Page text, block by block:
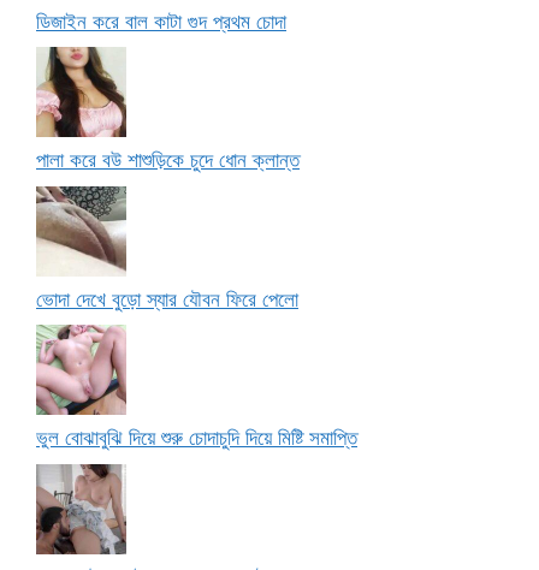
ডিজাইন করে বাল কাটা গুদ প্রথম চোদা
পালা করে বউ শাশুড়িকে চুদে ধোন ক্লান্ত
ভোদা দেখে বুড়ো স্যার যৌবন ফিরে পেলো
ভুল বোঝাবুঝি দিয়ে শুরু চোদাচুদি দিয়ে মিষ্টি সমাপ্তি